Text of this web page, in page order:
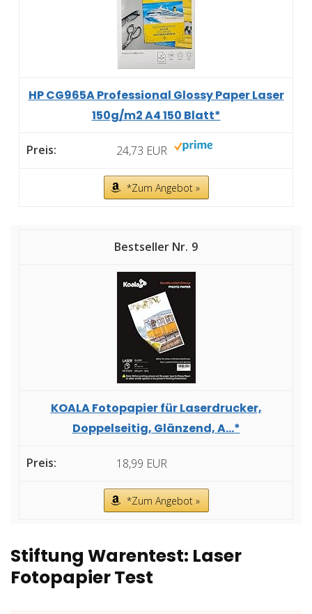
HP CG965A Professional Glossy Paper Laser
150g/m2 A4 150 Blatt*
24,73 EUR
*Zum Angebot »
9
KOALA Fotopapier für Laserdrucker,
Doppelseitig, Glänzend, A...*
18,99 EUR
*Zum Angebot »
Stiftung Warentest: Laser
Fotopapier Test